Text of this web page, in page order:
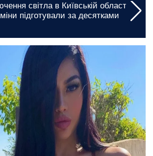
на
Миколаївську область
графіки відключення світла